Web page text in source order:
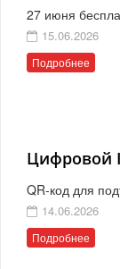
27 июня
15.06.2026
Подробнее
Цифровой
QR-код для
14.06.2026
Подробнее